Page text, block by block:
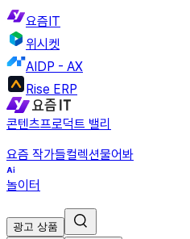
요즘IT
위시켓
AIDP - AX
Rise ERP
콘텐츠프로덕트 밸리
요즘 작가들컬렉션물어봐
놀이터
광고 상품